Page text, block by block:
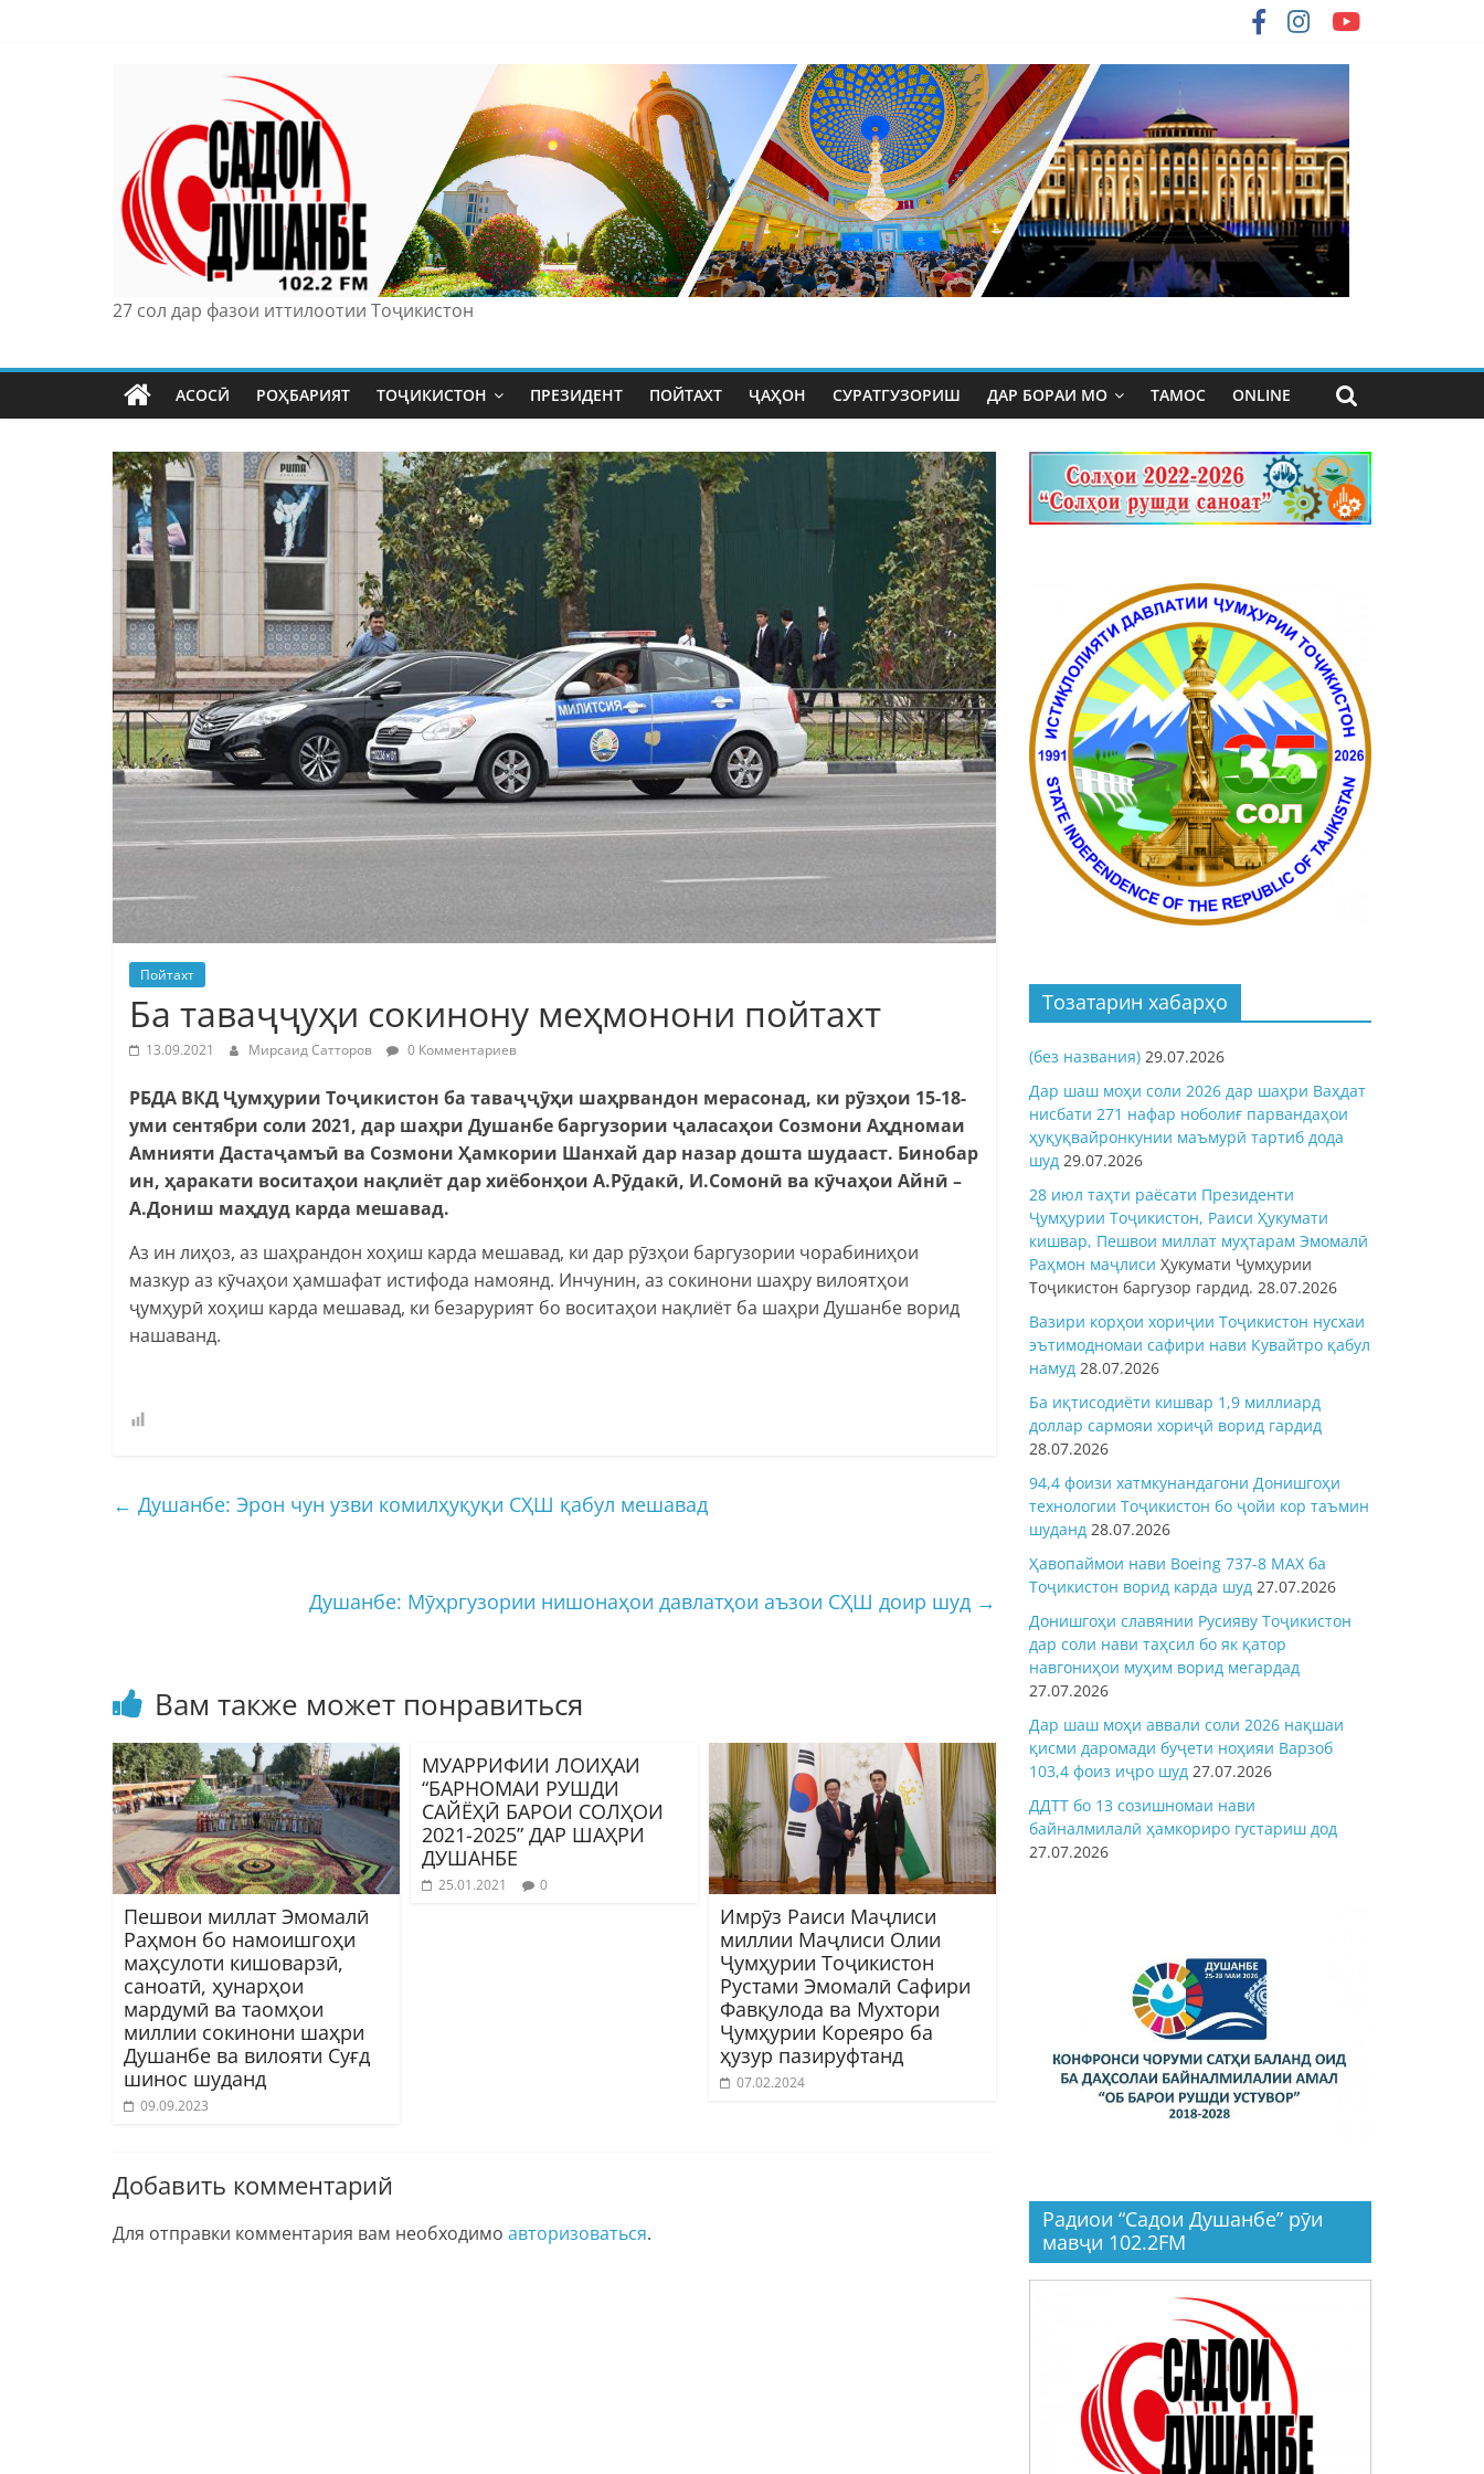
27 сол дар фазои иттилоотии Тоҷикистон
АСОСӢ РОҲБАРИЯТ ТОҶИКИСТОН ПРЕЗИДЕНТ ПОЙТАХТ ҶАҲОН СУРАТГУЗОРИШ ДАР БОРАИ МО ТАМОС ONLINE
Пойтахт
Ба таваҷҷуҳи сокинону меҳмонони пойтахт
13.09.2021 Мирсаид Сатторов 0 Комментариев
РБДА ВКД Ҷумҳурии Тоҷикистон ба таваҷҷӯҳи шаҳрвандон мерасонад, ки рӯзҳои 15-18-
уми сентябри соли 2021, дар шаҳри Душанбе баргузории ҷаласаҳои Созмони Аҳдномаи
Амнияти Дастаҷамъӣ ва Созмони Ҳамкории Шанхай дар назар дошта шудааст. Бинобар
ин, ҳаракати воситаҳои нақлиёт дар хиёбонҳои А.Рӯдакӣ, И.Сомонӣ ва кӯчаҳои Айнӣ –
А.Дониш маҳдуд карда мешавад.
Аз ин лиҳоз, аз шаҳрандон хоҳиш карда мешавад, ки дар рӯзҳои баргузории чорабиниҳои
мазкур аз кӯчаҳои ҳамшафат истифода намоянд. Инчунин, аз сокинони шаҳру вилоятҳои
ҷумҳурӣ хоҳиш карда мешавад, ки безарурият бо воситаҳои нақлиёт ба шаҳри Душанбе ворид
нашаванд.
← Душанбе: Эрон чун узви комилҳуқуқи СҲШ қабул мешавад
Душанбе: Мӯҳргузории нишонаҳои давлатҳои аъзои СҲШ доир шуд →
Вам также может понравиться
Пешвои миллат Эмомалӣ
Раҳмон бо намоишгоҳи
маҳсулоти кишоварзӣ,
саноатӣ, ҳунарҳои
мардумӣ ва таомҳои
миллии сокинони шаҳри
Душанбе ва вилояти Суғд
шинос шуданд
09.09.2023
МУАРРИФИИ ЛОИҲАИ
“БАРНОМАИ РУШДИ
САЙЁҲӢ БАРОИ СОЛҲОИ
2021-2025” ДАР ШАҲРИ
ДУШАНБЕ
25.01.2021 0
Имрӯз Раиси Маҷлиси
миллии Маҷлиси Олии
Ҷумҳурии Тоҷикистон
Рустами Эмомалӣ Сафири
Фавқулода ва Мухтори
Ҷумҳурии Кореяро ба
ҳузур пазируфтанд
07.02.2024
Добавить комментарий
Для отправки комментария вам необходимо авторизоваться.
Тозатарин хабарҳо
(без названия) 29.07.2026
Дар шаш моҳи соли 2026 дар шаҳри Ваҳдат
нисбати 271 нафар ноболиғ парвандаҳои
ҳуқуқвайронкунии маъмурӣ тартиб дода
шуд 29.07.2026
28 июл таҳти раёсати Президенти
Ҷумҳурии Тоҷикистон, Раиси Ҳукумати
кишвар, Пешвои миллат муҳтарам Эмомалӣ
Раҳмон маҷлиси Ҳукумати Ҷумҳурии
Тоҷикистон баргузор гардид. 28.07.2026
Вазири корҳои хориҷии Тоҷикистон нусхаи
эътимодномаи сафири нави Кувайтро қабул
намуд 28.07.2026
Ба иқтисодиёти кишвар 1,9 миллиард
доллар сармояи хориҷӣ ворид гардид
28.07.2026
94,4 фоизи хатмкунандагони Донишгоҳи
технологии Тоҷикистон бо ҷойи кор таъмин
шуданд 28.07.2026
Ҳавопаймои нави Boeing 737-8 MAX ба
Тоҷикистон ворид карда шуд 27.07.2026
Донишгоҳи славянии Русияву Тоҷикистон
дар соли нави таҳсил бо як қатор
навгониҳои муҳим ворид мегардад
27.07.2026
Дар шаш моҳи аввали соли 2026 нақшаи
қисми даромади буҷети ноҳияи Варзоб
103,4 фоиз иҷро шуд 27.07.2026
ДДТТ бо 13 созишномаи нави
байналмилалӣ ҳамкориро густариш дод
27.07.2026
Радиои “Садои Душанбе” рӯи
мавҷи 102.2FM